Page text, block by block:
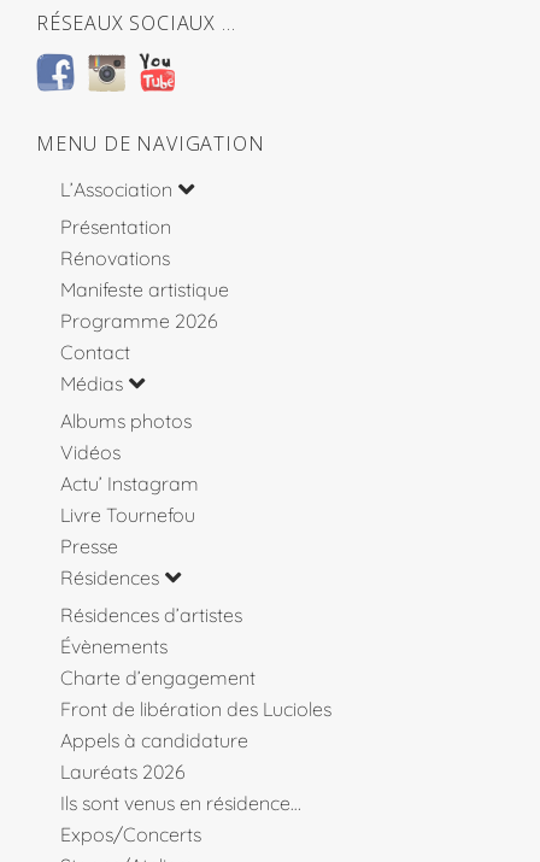
RÉSEAUX SOCIAUX …
MENU DE NAVIGATION
L’Association
Présentation
Rénovations
Manifeste artistique
Programme 2026
Contact
Médias
Albums photos
Vidéos
Actu’ Instagram
Livre Tournefou
Presse
Résidences
Résidences d’artistes
Évènements
Charte d’engagement
Front de libération des Lucioles
Appels à candidature
Lauréats 2026
Ils sont venus en résidence…
Expos/Concerts